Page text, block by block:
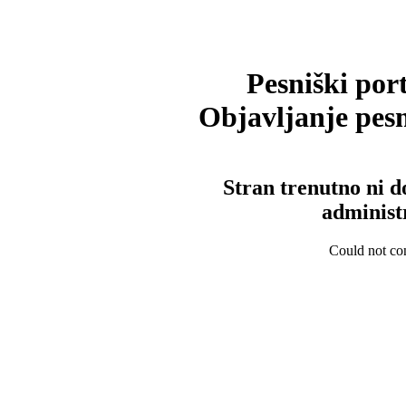
Pesniški
Objavljanje
Stran trenutno ni
Could not